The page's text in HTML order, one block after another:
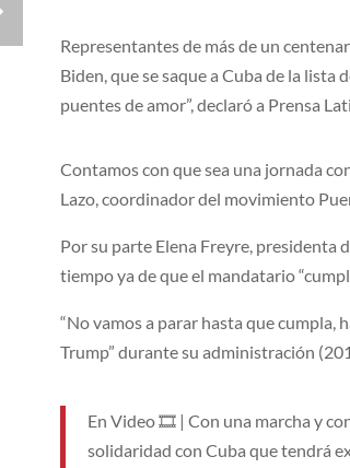
Representantes de más de un
Biden, que se saque a Cuba de la
puentes de amor”, declaró a Prensa
Contamos con que sea una jornada
Lazo, coordinador del movimiento
Por su parte Elena Freyre, presidenta
tiempo ya de que el mandatario
“No vamos a parar hasta que cumpla,
Trump” durante su administración
En Video 🎞 | Con una marcha y
solidaridad con Cuba que tendrá